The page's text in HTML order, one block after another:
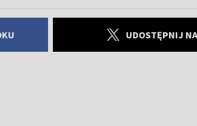
UDOSTĘPNIJ